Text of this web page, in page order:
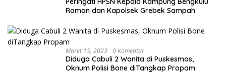
Raman dan Kapolsek Grebek Sampah
Maret 15, 2023 0 Komentar
Diduga Cabuli 2 Wanita di Puskesmas,
Oknum Polisi Bone diTangkap Propam